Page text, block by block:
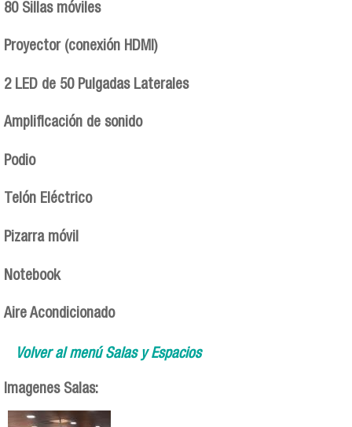
80 Sillas móviles
Proyector (conexión HDMI)
2 LED de 50 Pulgadas Laterales
Amplificación de sonido
Podio
Telón Eléctrico
Pizarra móvil
Notebook
Aire Acondicionado
Volver al menú Salas y Espacios
Imagenes Salas: